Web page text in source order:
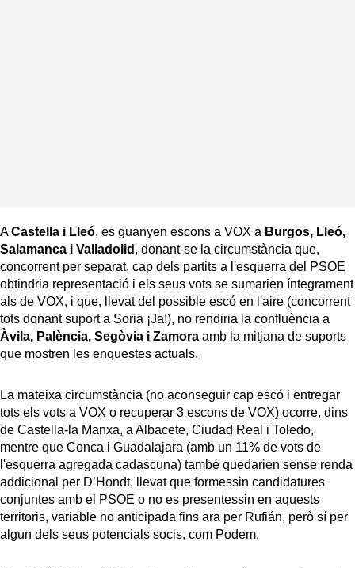
ACastella i Lleó, es guanyen escons a VOX a Burgos, Lleó,
Salamanca i Valladolid , donant-se la circumstància que,
concorrent per separat, cap dels partits a l'esquerra del PSOE
obtindria representació i els seus vots se sumarien íntegrament
als de VOX, i que, llevat del possible escó en l'aire (concorrent
tots donant suport a Soria ¡Ja!), no rendiria la confluència a
Àvila, Palència, Segòvia i Zamora amb la mitjana de suports
que mostren les enquestes actuals.
La mateixa circumstància (no aconseguir cap escó i entregar
tots els vots a VOX o recuperar 3 escons de VOX) ocorre, dins
de Castella-la Manxa, a Albacete, Ciudad Real i Toledo,
mentre que Conca i Guadalajara (amb un 11% de vots de
l'esquerra agregada cadascuna) també quedarien sense renda
addicional per D’Hondt, llevat que formessin candidatures
conjuntes amb el PSOE o no es presentessin en aquests
territoris, variable no anticipada fins ara per Rufián, però sí per
algun dels seus potencials socis, com Podem.